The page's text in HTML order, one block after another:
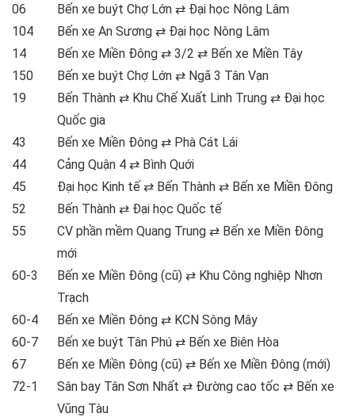
06
Bến xe buýt Chợ Lớn ⇄ Đại học Nông Lâm
104
Bến xe An Sương ⇄ Đại học Nông Lâm
14
Bến xe Miền Đông ⇄ 3/2 ⇄ Bến xe Miền Tây
150
Bến xe buýt Chợ Lớn ⇄ Ngã 3 Tân Vạn
19
Bến Thành ⇄ Khu Chế Xuất Linh Trung ⇄ Đại học
Quốc gia
43
Bến xe Miền Đông ⇄ Phà Cát Lái
44
Cảng Quận 4 ⇄ Bình Quới
45
Đại học Kinh tế ⇄ Bến Thành ⇄ Bến xe Miền Đông
52
Bến Thành ⇄ Đại học Quốc tế
55
CV phần mềm Quang Trung ⇄ Bến xe Miền Đông
mới
60-3
Bến xe Miền Đông (cũ) ⇄ Khu Công nghiệp Nhơn
Trạch
60-4
Bến xe Miền Đông ⇄ KCN Sông Mây
60-7
Bến xe buýt Tân Phú ⇄ Bến xe Biên Hòa
67
Bến xe Miền Đông (cũ) ⇄ Bến xe Miền Đông (mới)
72-1
Sân bay Tân Sơn Nhất ⇄ Đường cao tốc ⇄ Bến xe
Vũng Tàu